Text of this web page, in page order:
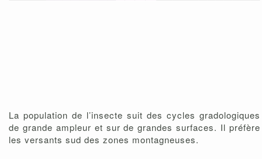
La population de l’insecte suit des cycles gradologiques
de grande ampleur et sur de grandes surfaces. Il préfère
les versants sud des zones montagneuses.